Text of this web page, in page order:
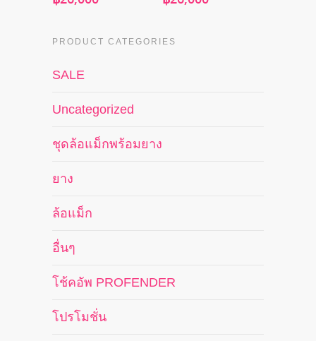
PRODUCT CATEGORIES
SALE
Uncategorized
ชุดล้อแม็กพร้อมยาง
ยาง
ล้อแม็ก
อื่นๆ
โช้คอัพ PROFENDER
โปรโมชั่น